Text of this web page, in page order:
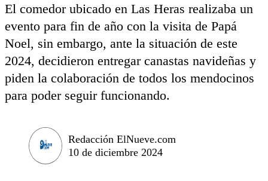
El comedor ubicado en Las Heras realizaba un
evento para fin de año con la visita de Papá
Noel, sin embargo, ante la situación de este
2024, decidieron entregar canastas navideñas y
piden la colaboración de todos los mendocinos
para poder seguir funcionando.
Redacción ElNueve.com
10 de diciembre 2024